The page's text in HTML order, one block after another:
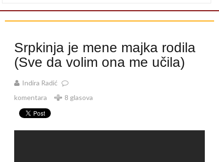
Srpkinja je mene majka rodila
(Sve da volim ona me učila)
Indira Radić
komentara
8 glasova